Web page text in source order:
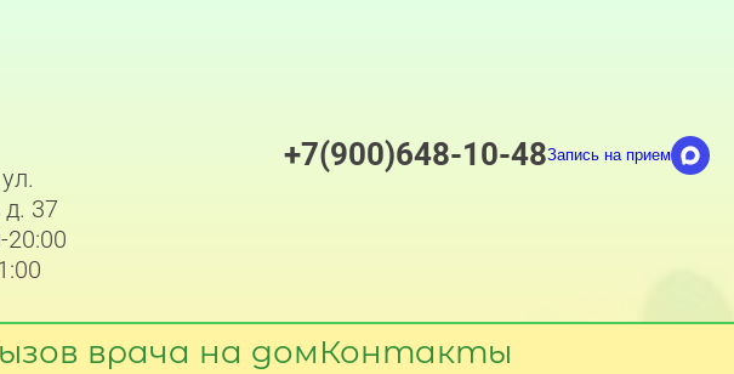
37
+7(900)648-10-48Запись на прием
врача на домКонтакты